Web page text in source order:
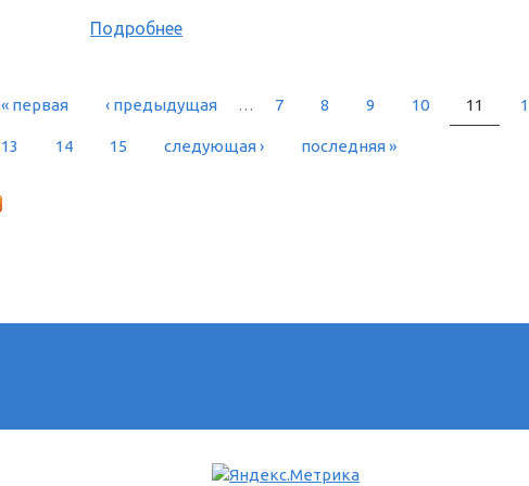
Подробнее
СТРАНИЦЫ
« первая ‹ предыдущая … 7 8 9 10 11
13 14 15 следующая › последняя »